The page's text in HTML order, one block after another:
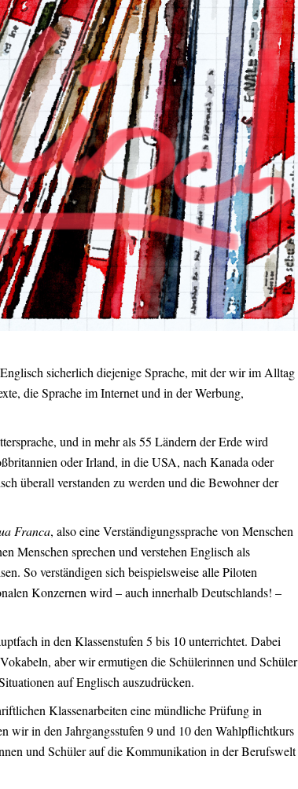
sicherlich diejenige Sprache, mit der wir im Alltag
die Sprache im Internet und in der Werbung,
und in mehr als 55 Ländern der Erde wird
oder Irland, in die USA, nach Kanada oder
überall verstanden zu werden und die Bewohner der
Franca, also eine Verständigungssprache von Menschen
Menschen sprechen und verstehen Englisch als
So verständigen sich beispielsweise alle Piloten
Konzernen wird – auch innerhalb Deutschlands! –
in den Klassenstufen 5 bis 10 unterrichtet. Dabei
aber wir ermutigen die Schülerinnen und Schüler
auf Englisch auszudrücken.
Klassenarbeiten eine mündliche Prüfung in
wir in den Jahrgangsstufen 9 und 10 den Wahlpflichtkurs
und Schüler auf die Kommunikation in der Berufswelt